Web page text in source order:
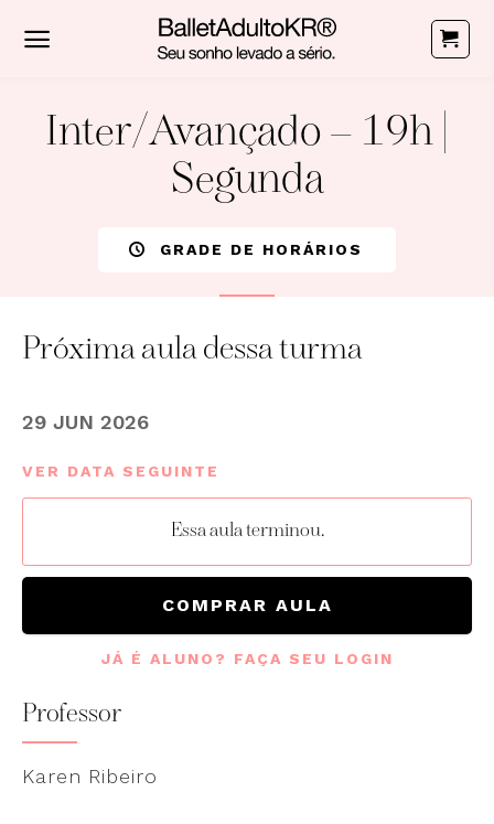
Inter/Avançado – 19h |
Segunda
GRADE DE HORÁRIOS
Próxima aula dessa turma
29 JUN 2026
VER DATA SEGUINTE
Essa aula terminou.
COMPRAR AULA
JÁ É ALUNO? FAÇA SEU LOGIN
Professor
Karen Ribeiro